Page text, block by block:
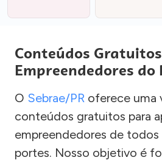
Conteúdos
Empreendedores do
O Sebrae/PR oferece uma
conteúdos gratuitos para
empreendedores de todos
portes. Nosso objetivo é